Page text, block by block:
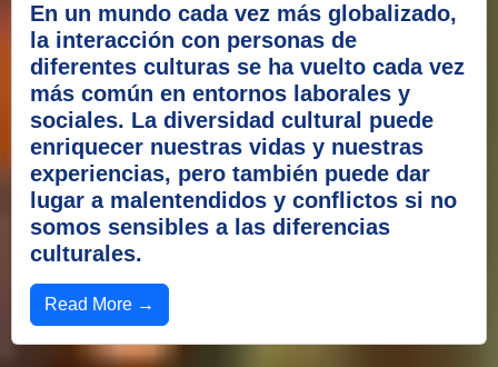
En un mundo cada vez más globalizado,
la interacción con personas de
diferentes culturas se ha vuelto cada vez
más común en entornos laborales y
sociales. La diversidad cultural puede
enriquecer nuestras vidas y nuestras
experiencias, pero también puede dar
lugar a malentendidos y conflictos si no
somos sensibles a las diferencias
culturales.
Read More →